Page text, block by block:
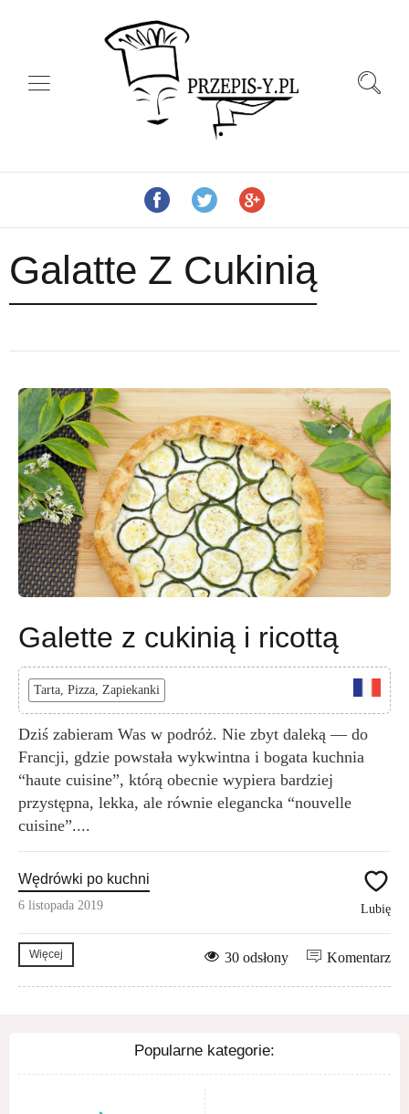
Galatte Z Cukinią
Galette z cukinią i ricottą
Tarta, Pizza, Zapiekanki
Dziś zabieram Was w podróż. Nie zbyt daleką — do
Francji, gdzie powstała wykwintna i bogata kuchnia
“haute cuisine”, którą obecnie wypiera bardziej
przystępna, lekka, ale równie elegancka “nouvelle
cuisine”....
Wędrówki po kuchni
6 listopada 2019 Lubię
Więcej Komentarz
30 odsłony
Popularne kategorie: